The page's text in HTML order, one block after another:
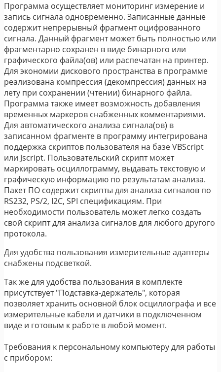
Программа осуществляет мониторинг измерение и
запись сигнала одновременно. Записанные данные
содержит непрерывный фрагмент оцифрованного
сигнала. Данный фрагмент может быть полностью или
фрагментарно сохранен в виде бинарного или
графического файла(ов) или распечатан на принтер.
Для экономии дискового пространства в программе
реализована компрессия (декомпрессия) данных на
лету при сохранении (чтении) бинарного файла.
Программа также имеет возможность добавления
временных маркеров снабженных комментариями.
Для автоматического анализа сигнала(ов) в
записанном фрагменте в программу интегрирована
поддержка скриптов пользователя на базе VBScript
или Jscript. Пользовательский скрипт может
маркировать осциллограмму, выдавать текстовую и
графическую информацию по результатам анализа.
Пакет ПО содержит скрипты для анализа сигналов по
RS232, PS/2, I2C, SPI спецификациям. При
необходимости пользователь может легко создать
свой скрипт для анализа сигналов для любого другого
протокола.
Для удобства пользования измерительные адаптеры
снабжены подсветкой.
Так же для удобства пользования в комплекте
присутствует "Подставка-держатель", которая
позволяет хранить основной блок осциллографа и все
измерительные кабели и датчики в подключенном
виде и готовым к работе в любой момент.
Требования к персональному компьютеру для работы
с прибором: